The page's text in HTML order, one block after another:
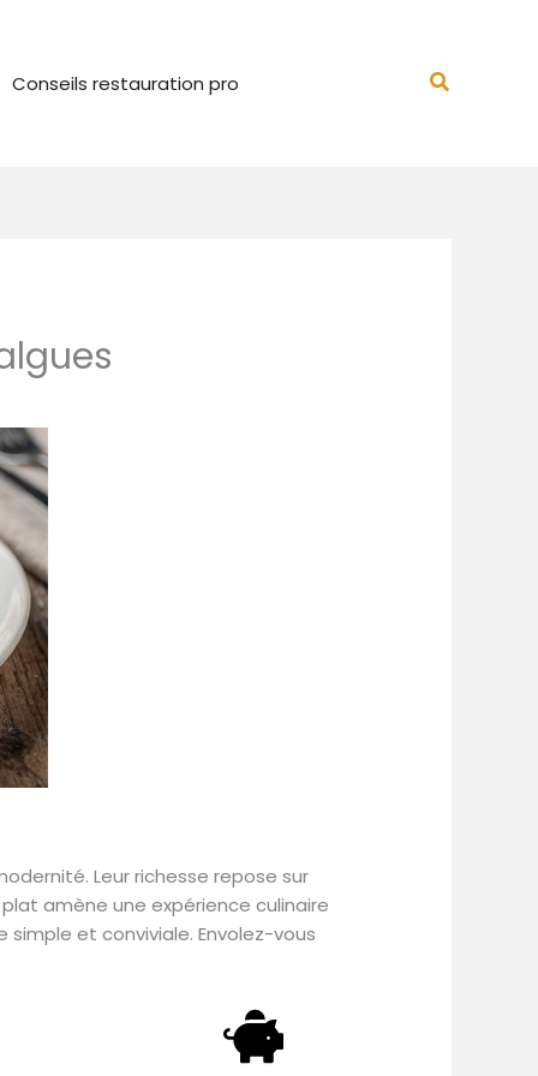
Conseils restauration pro
Leur richesse repose sur
amène une expérience culinaire
et conviviale. Envolez-vous